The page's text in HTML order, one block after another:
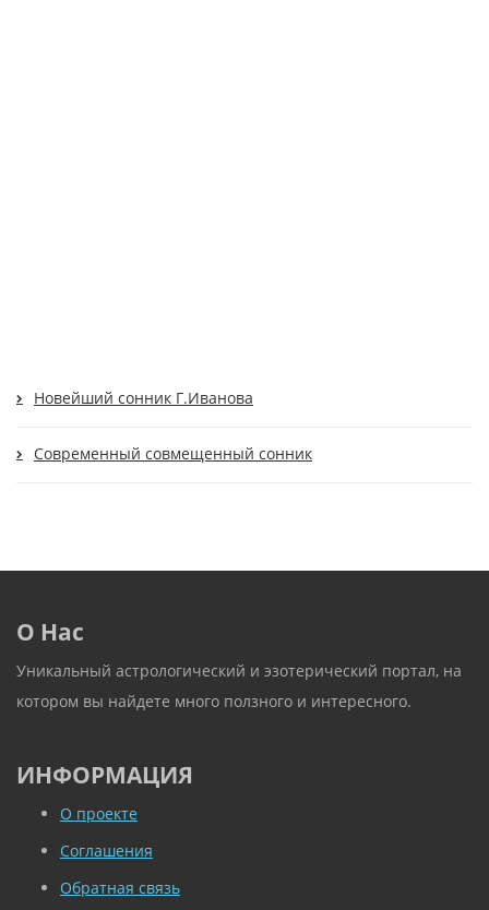
Новейший сонник Г.Иванова
Современный cовмещенный сонник
О Нас
Уникальный астрологический и эзотерический портал, на
котором вы найдете много ползного и интересного.
ИНФОРМАЦИЯ
О проекте
Соглашения
Обратная связь